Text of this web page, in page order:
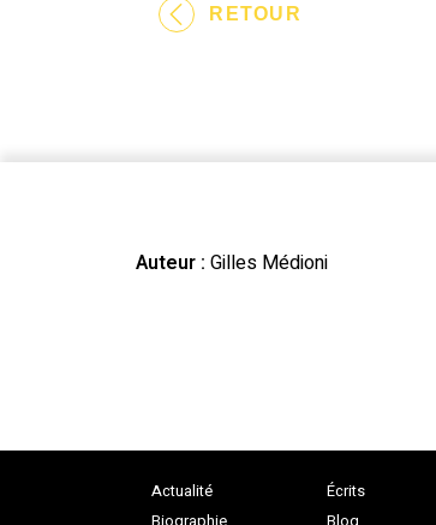
RETOUR
Auteur : Gilles Médioni
Actualité
Écrits